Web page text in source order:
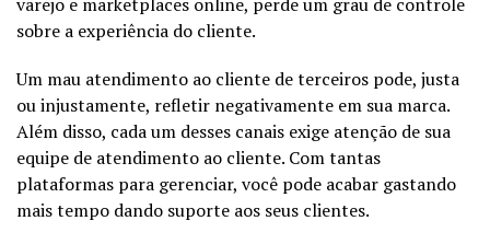
sobre a experiência do cliente.
Um mau atendimento ao cliente de terceiros pode, justa
ou injustamente, refletir negativamente em sua marca.
Além disso, cada um desses canais exige atenção de sua
equipe de atendimento ao cliente. Com tantas
plataformas para gerenciar, você pode acabar gastando
mais tempo dando suporte aos seus clientes.